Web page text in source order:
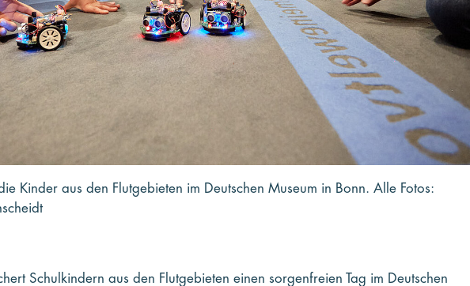
Kinder aus den Flutgebieten im Deutschen Museum in Bonn. Alle Fotos:
Schulkindern aus den Flutgebieten einen sorgenfreien Tag im Deutschen